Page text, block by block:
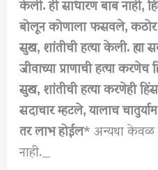
बोलून कोणाला फसवले,
सुख, शांतीची हत्या केली. ह्या
जीवाच्या प्राणाची हत्या करणेच
सुख, शांतीची हत्या करणेही
सदाचार म्हटले, यालाच
तर लाभ होईल* अन्यथा केवळ
नाही._